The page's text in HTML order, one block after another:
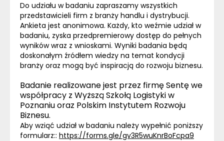
Do udziału w badaniu zapraszamy wszystkich
przedstawicieli firm z branży handlu i dystrybucji.
Ankieta jest anonimowa. Każdy, kto weźmie udział w
badaniu, zyska przedpremierowy dostęp do pełnych
wyników wraz z wnioskami. Wyniki badania będą
doskonałym źródłem wiedzy na temat kondycji
branży oraz mogą być inspiracją do rozwoju biznesu.
Badanie realizowane jest przez firmęSentęwe
współpracy z Wyższą Szkołą Logistyki w
Poznaniuoraz Polskim Instytutem Rozwoju
Biznesu.
Aby wziąć udział w badaniu należy wypełnić poniższy
formularz:: https://forms.gle/gv3R5wuKnrBoFcpa9